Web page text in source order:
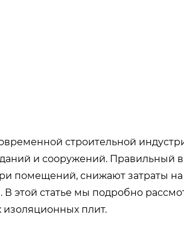
строительной
и сооружений. Правильный
помещений, снижают затраты
этой статье мы подробно
плит.